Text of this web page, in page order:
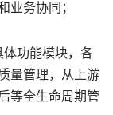
业务协同；
功能模块，各
量管理，从上游
等全生命周期管